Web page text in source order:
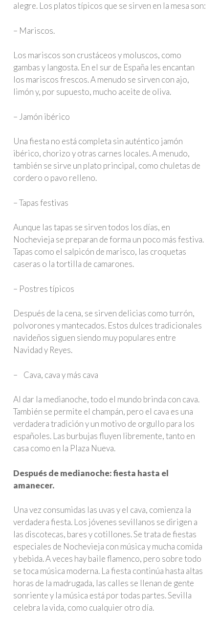
alegre. Los platos típicos que se sirven en la mesa son:
– Mariscos.
Los mariscos son crustáceos y moluscos, como
gambas y langosta. En el sur de España les encantan
los mariscos frescos. A menudo se sirven con ajo,
limón y, por supuesto, mucho aceite de oliva.
– Jamón ibérico
Una fiesta no está completa sin auténtico jamón
ibérico, chorizo y otras carnes locales. A menudo,
también se sirve un plato principal, como chuletas de
cordero o pavo relleno.
– Tapas festivas
Aunque las tapas se sirven todos los días, en
Nochevieja se preparan de forma un poco más festiva.
Tapas como el salpicón de marisco, las croquetas
caseras o la tortilla de camarones.
– Postres típicos
Después de la cena, se sirven delicias como turrón,
polvorones y mantecados. Estos dulces tradicionales
navideños siguen siendo muy populares entre
Navidad y Reyes.
– Cava, cava y más cava
Al dar la medianoche, todo el mundo brinda con cava.
También se permite el champán, pero el cava es una
verdadera tradición y un motivo de orgullo para los
españoles. Las burbujas fluyen libremente, tanto en
casa como en la Plaza Nueva.
Después de medianoche: fiesta hasta el
amanecer.
Una vez consumidas las uvas y el cava, comienza la
verdadera fiesta. Los jóvenes sevillanos se dirigen a
las discotecas, bares y cotillones. Se trata de fiestas
especiales de Nochevieja con música y mucha comida
y bebida. A veces hay baile flamenco, pero sobre todo
se toca música moderna. La fiesta continúa hasta altas
horas de la madrugada, las calles se llenan de gente
sonriente y la música está por todas partes. Sevilla
celebra la vida, como cualquier otro día.